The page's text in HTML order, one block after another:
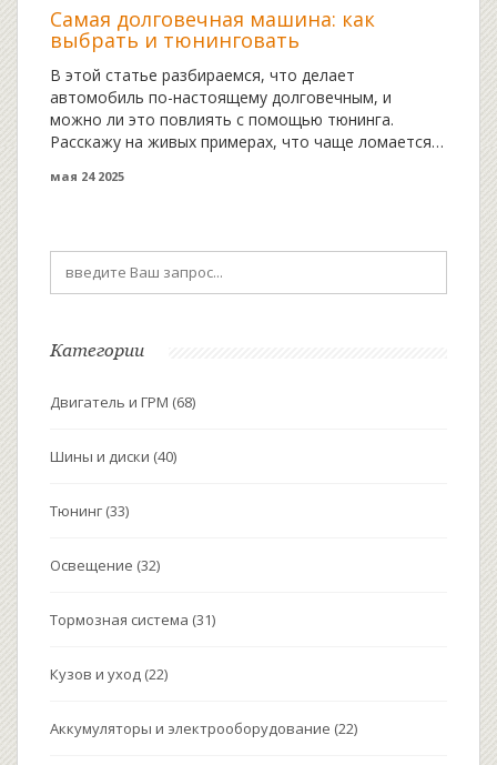
Самая долговечная машина: как
выбрать и тюнинговать
В этой статье разбираемся, что делает
автомобиль по-настоящему долговечным, и
можно ли это повлиять с помощью тюнинга.
Расскажу на живых примерах, что чаще ломается,
определёнными марками. Вспомним не только
тюнинга, которые реально помогают машине
работать дольше. Для автовладельцев, которым
важно не только ездить, но и не тратиться лишний
мая 24 2025
Категории
Двигатель и ГРМ (68)
Шины и диски (40)
Тюнинг (33)
Освещение (32)
Тормозная система (31)
Кузов и уход (22)
Аккумуляторы и электрооборудование (22)